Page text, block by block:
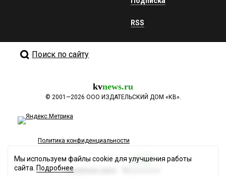
RSS
Поиск по сайту
kvnews.ru
© 2001—2026 ООО ИЗДАТЕЛЬСКИЙ ДОМ «КВ».
Политика конфиденциальности
Разработка сайта
Мы используем файлы cookie для улучшения работы
сайта. Подробнее